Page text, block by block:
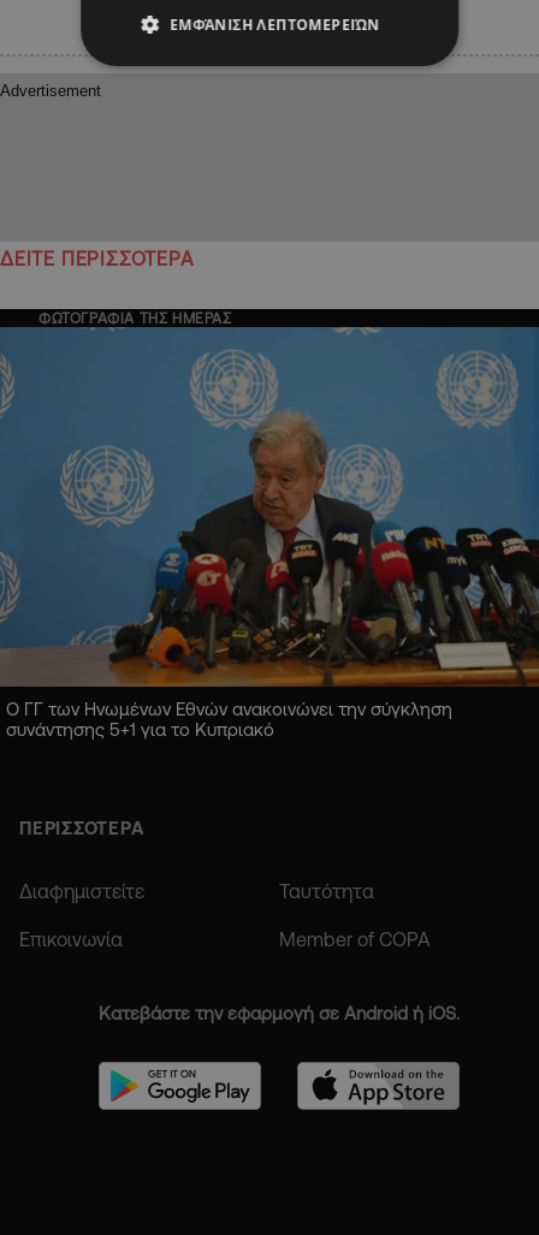
ΔΕΙΤΕ ΠΕΡΙΣΣΟΤΕΡΑ
ΦΩΤΟΓΡΑΦΙΑ ΤΗΣ ΗΜΕΡΑΣ
Ο ΓΓ των Ηνωμένων Εθνών ανακοινώνει την σύγκληση
συνάντησης 5+1 για το Κυπριακό
ΠΕΡΙΣΣΟΤΕΡΑ
Διαφημιστείτε Ταυτότητα
Επικοινωνία Member of COPA
Κατεβάστε την εφαρμογή σε Android ή iOS.
ΕΜΦΆΝΙΣΗ ΛΕΠΤΟΜΕΡΕΙΏΝ